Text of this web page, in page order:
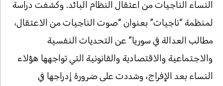
النساء الناجيات من اعتقال النظام البائد. وكشفت دراسة
لمنظمة “ناجيات” بعنوان “صوت الناجيات من الاعتقال،
مطالب العدالة في سوريا” عن التحديات النفسية
والاجتماعية والاقتصادية والقانونية التي تواجهها هؤلاء
النساء بعد الإفراج، وشددت على ضرورة إدراجها في